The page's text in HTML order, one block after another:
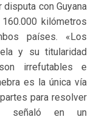
con Guyana
kilómetros
países. «Los
y su titularidad
irrefutables e
es la única vía
para resolver
señaló en un